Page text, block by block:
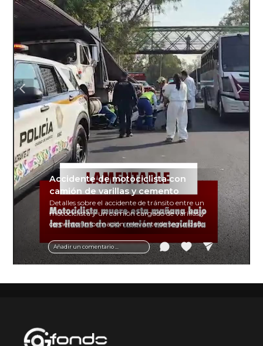
Añadir un comentario ...
Accidente de motociclista con
camión de varillas y cemento
Detalles sobre el accidente de tránsito entre un
motociclista y un camión cargado de varillas y
cemento. Información relevante de seguridad
vial y recomendaciones para motociclistas.